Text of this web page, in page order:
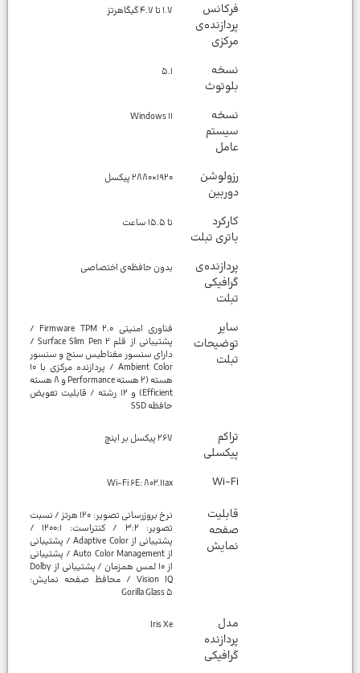
فرکانس
پردازنده‌ی
مرکزی
۱.۷ تا ۴.۷ گیگاهرتز
نسخه
بلوتوث
۵.۱
نسخه
سیستم
عامل
Windows ۱۱
رزولوشن
دوربین
۱۹۲۰×۲۸۸۰ پیکسل
کارکرد
باتری تبلت
تا ۱۵.۵ ساعت
پردازنده‌ی
گرافیکی
تبلت
بدون حافظه‌ی اختصاصی
سایر
توضیحات
تبلت
فناوری امنیتی Firmware TPM ۲.۰ /
پشتیبانی از قلم Surface Slim Pen ۲ /
دارای سنسور مغناطیس سنج و سنسور
Ambient Color / پردازنده مرکزی با ۱۰
هسته (۲ هسته Performance و ۸ هسته
Efficient) و ۱۲ رشته / قابلیت تعویض
حافظه SSD
تراکم
پیکسلی
۲۶۷ پیکسل بر اینچ
Wi-Fi Wi-Fi ۶E: ۸۰۲.۱۱ax
قابلیت
صفحه
نمایش
نرخ بروزرسانی تصویر: ۱۲۰ هرتز / نسبت
تصویر: ۳:۲ / کنتراست: ۱۲۰۰:۱ /
پشتیبانی از Adaptive Color / پشتیبانی
از Auto Color Management / پشتیبانی
از ۱۰ لمس همزمان / پشتیبانی از Dolby
Vision IQ / محافظ صفحه نمایش:
Gorilla Glass ۵
مدل
پردازنده
گرافیکی
Iris Xe